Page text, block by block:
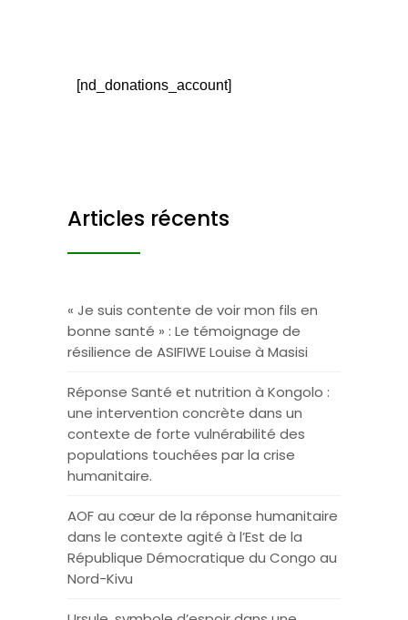
[nd_donations_account]
Articles récents
« Je suis contente de voir mon fils en
bonne santé » : Le témoignage de
résilience de ASIFIWE Louise à Masisi
Réponse Santé et nutrition à Kongolo :
une intervention concrète dans un
contexte de forte vulnérabilité des
populations touchées par la crise
humanitaire.
AOF au cœur de la réponse humanitaire
dans le contexte agité à l’Est de la
République Démocratique du Congo au
Nord-Kivu